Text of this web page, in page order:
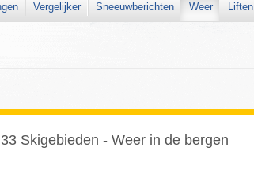
Vergelijker Sneeuwberichten Weer Liften
Skigebieden - Weer in de bergen